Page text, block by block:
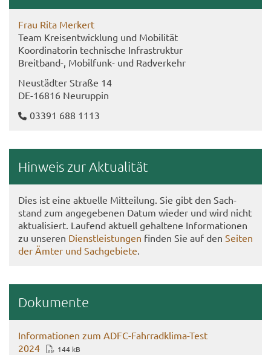
Frau Rita Mer­kert
Team Kreis­ent­wick­lung und Mo­bi­li­tät
Ko­or­di­na­to­rin tech­ni­sche In­fra­struk­tur
Breitband-​, Mobilfunk-​ und Rad­ver­kehr
Neu­städ­ter Stra­ße 14
DE-​16816 Neu­rup­pin
03391 688 1113
Hin­weis zur Ak­tua­li­tät
Dies ist eine ak­tu­el­le Mit­tei­lung. Sie gibt den Sach­
stand zum an­ge­ge­be­nen Datum wie­der und wird nicht
ak­tua­li­siert. Lau­fend ak­tu­ell ge­hal­te­ne In­for­ma­tio­nen
zu un­se­ren Dienst­leis­tun­gen fin­den Sie auf den Sei­ten
der Ämter und Sach­ge­bie­te.
Do­ku­men­te
In­for­ma­tio­nen zum ADFC-​Fahrradklima-Test
2024
144 kB